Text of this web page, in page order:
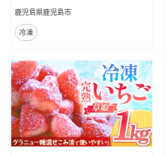
鹿児島県鹿児島市
冷凍